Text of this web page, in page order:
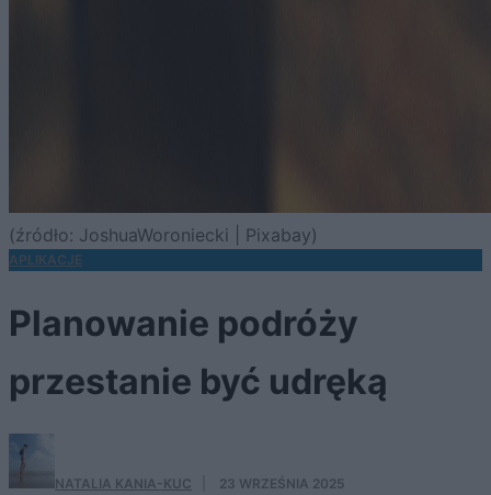
(źródło: JoshuaWoroniecki | Pixabay)
APLIKACJE
Planowanie podróży
przestanie być udręką
NATALIA KANIA-KUC 23 WRZEŚNIA 2025